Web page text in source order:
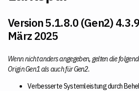
Version 5.1.8.0 (Gen2)
März 2025
Wenn nicht anders angegeben, gelten die
Origin Gen1 als auch für Gen2.
Verbesserte Systemleistung durch